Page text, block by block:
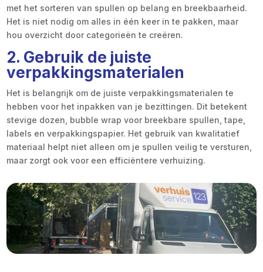
met het sorteren van spullen op belang en breekbaarheid.
Het is niet nodig om alles in één keer in te pakken, maar
hou overzicht door categorieën te creëren.
2. Gebruik de juiste
verpakkingsmaterialen
Het is belangrijk om de juiste verpakkingsmaterialen te
hebben voor het inpakken van je bezittingen. Dit betekent
stevige dozen, bubble wrap voor breekbare spullen, tape,
labels en verpakkingspapier. Het gebruik van kwalitatief
materiaal helpt niet alleen om je spullen veilig te versturen,
maar zorgt ook voor een efficiëntere verhuizing.